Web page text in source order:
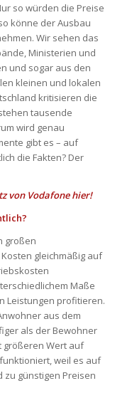
so würden die Preise
könne der Ausbau
Wir sehen das
Ministerien und
und sogar aus den
kleinen und lokalen
kritisieren die
tausende
wird genau
gibt es – auf
die Fakten? Der
von Vodafone hier!
großen
gleichmäßig auf
Maße
Leistungen profitieren.
aus dem
als der Bewohner
größeren Wert auf
weil es auf
zu günstigen Preisen